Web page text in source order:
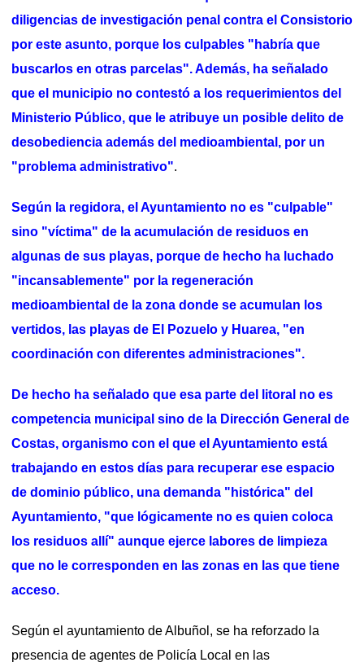
diligencias de investigación penal contra el Consistorio
por este asunto, porque los culpables "habría que
buscarlos en otras parcelas". Además, ha señalado
que el municipio no contestó a los requerimientos del
Ministerio Público, que le atribuye un posible delito de
desobediencia además del medioambiental, por un
"problema administrativo".
Según la regidora, el Ayuntamiento no es "culpable"
sino "víctima" de la acumulación de residuos en
algunas de sus playas, porque de hecho ha luchado
"incansablemente" por la regeneración
medioambiental de la zona donde se acumulan los
vertidos, las playas de El Pozuelo y Huarea, "en
coordinación con diferentes administraciones".
De hecho ha señalado que esa parte del litoral no es
competencia municipal sino de la Dirección General de
Costas, organismo con el que el Ayuntamiento está
trabajando en estos días para recuperar ese espacio
de dominio público, una demanda "histórica" del
Ayuntamiento, "que lógicamente no es quien coloca
los residuos allí" aunque ejerce labores de limpieza
que no le corresponden en las zonas en las que tiene
acceso.
Según el ayuntamiento de Albuñol, se ha reforzado la
presencia de agentes de Policía Local en las